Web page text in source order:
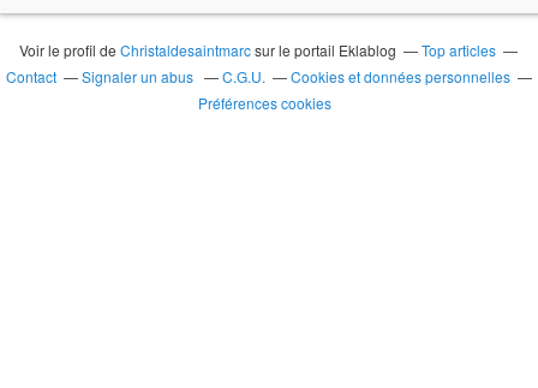
Voir le profil deChristaldesaintmarcsur le portail Eklablog
Top articles
Contact
Signaler un abus C.G.U.
Cookies et données personnelles
Préférences cookies